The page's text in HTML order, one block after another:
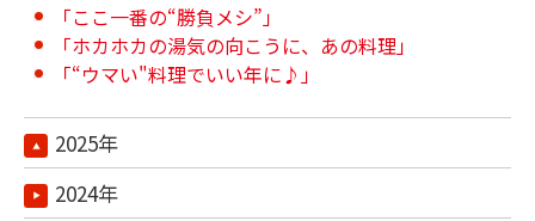
「ここ一番の“勝負メシ”」
「ホカホカの湯気の向こうに、あの料理」
「“ウマい"料理でいい年に♪」
2025年
2024年